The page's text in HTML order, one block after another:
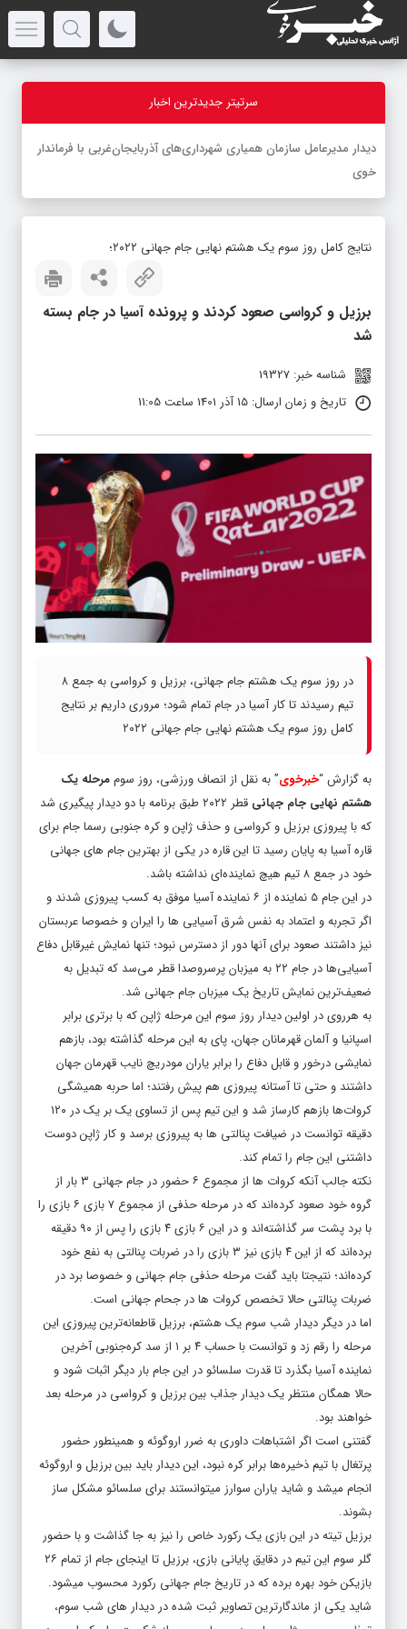
سرتیتر جدیدترین اخبار
-
برزیل و کرواسی صعود کردند و پرونده آسیا در جام بسته
شد
تاریخ و زمان ارسال: 15 آذر 1401 ساعت 11:05
تیم رسیدند تا کار آسیا در جام تمام شود؛ مروری داریم بر نتایج
کامل روز سوم یک هشتم نهایی جام جهانی ۲۰۲۲
به گزارش “
هشتم نهایی جام جهانی
قطر ۲۰۲۲ طبق برنامه با دو دیدار پیگیری شد
که با پیروزی برزیل و کرواسی و حذف ژاپن و کره جنوبی رسما جام برای
قاره آسیا به پایان رسید تا این قاره در یکی از بهترین جام های جهانی
خود در جمع ۸ تیم هیچ نماینده‌ای نداشته باشد.
در این جام ۵ نماینده از ۶ نماینده آسیا موفق به کسب پیروزی شدند و
اگر تجربه و اعتماد به نفس شرق آسیایی ها را ایران و خصوصا عربستان
نیز داشتند صعود برای آنها دور از دسترس نبود؛ تنها نمایش غیرقابل دفاع
آسیایی‌ها در جام ۲۲ به میزبان پرسروصدا قطر می‌سد که تبدیل به
ضعیف‌ترین نمایش تاریخ یک میزبان جام جهانی شد.
به هرروی در اولین دیدار روز سوم این مرحله ژاپن که با برتری برابر
اسپانیا و آلمان قهرمانان جهان، پای به این مرحله گذاشته بود، بازهم
نمایشی درخور و قابل دفاع را برابر یاران مودریچ نایب قهرمان جهان
داشتند و حتی تا آستانه پیروزی هم پیش رفتند؛ اما حربه همیشگی
کروات‌ها بازهم کارساز شد و این تیم پس از تساوی یک بر یک در ۱۲۰
دقیقه توانست در ضیافت پنالتی ها به پیروزی برسد و کار ژاپن دوست
داشتنی این جام را تمام کند.
گروه خود صعود کرده‌اند که در مرحله حذفی از مجموع ۷ بازی ۶ بازی را
با برد پشت سر گذاشته‌اند و در این ۶ بازی ۴ بازی را پس از ۹۰ دقیقه
برده‌اند که از این ۴ بازی نیز ۳ بازی را در ضربات پنالتی به نفع خود
کرده‌اند؛ نتیجتا باید گفت مرحله حذفی جام جهانی و خصوصا برد در
ضربات پنالتی حالا تخصص کروات ها در جحام جهانی است.
اما در دیگر دیدار شب سوم یک هشتم، برزیل قاطعانه‌ترین پیروزی این
مرحله را رقم زد و توانست با حساب ۴ بر ۱ از سد کره‌جنوبی آخرین
نماینده آسیا بگذرد تا قدرت سلسائو در این جام بار دیگر اثبات شود و
حالا همگان منتظر یک دیدار جذاب بین برزیل و کرواسی در مرحله بعد
خواهند بود.
گفتنی است اگر اشتباهات داوری به ضرر اروگوئه و همینطور حضور
پرتغال با تیم ذخیر‌ه‌ها برابر کره نبود، این دیدار باید بین برزیل و اروگوئه
انجام میشد و شاید یاران سوارز میتوانستند برای سلسائو مشکل ساز
بشوند.
برزیل تیته در این بازی یک رکورد خاص را نیز به جا گذاشت و با حضور
گلر سوم این تیم در دقایق پایانی بازی، برزیل تا اینجای جام از تمام ۲۶
بازیکن خود بهره برده که در تاریخ جام جهانی رکورد محسوب میشود.
شاید یکی از ماندگارترین تصاویر ثبت شده در دیدار های شب سوم،
تعظیم سرمربی ژاپن حاجیمه موریاسو پس از شکست برابر کرواسی به